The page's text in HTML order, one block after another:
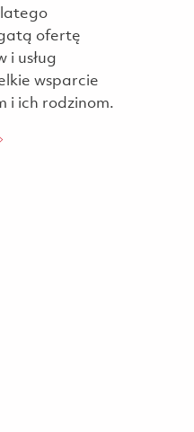
ofertę
i usług
wsparcie
i ich rodzinom.